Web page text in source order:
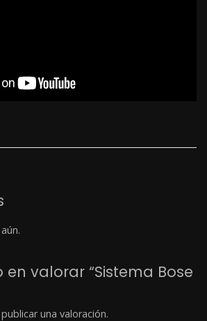
en valorar “Sistema Bose
una valoración.